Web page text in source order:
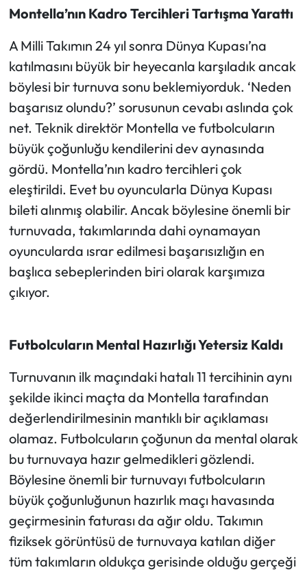
Montella’nın Kadro Tercihleri Tartışma Yarattı
A Milli Takımın 24 yıl sonra Dünya Kupası’na
katılmasını büyük bir heyecanla karşıladık ancak
böylesi bir turnuva sonu beklemiyorduk. ‘Neden
başarısız olundu?’ sorusunun cevabı aslında çok
net. Teknik direktör Montella ve futbolcuların
büyük çoğunluğu kendilerini dev aynasında
gördü. Montella’nın kadro tercihleri çok
eleştirildi. Evet bu oyuncularla Dünya Kupası
bileti alınmış olabilir. Ancak böylesine önemli bir
turnuvada, takımlarında dahi oynamayan
oyuncularda ısrar edilmesi başarısızlığın en
başlıca sebeplerinden biri olarak karşımıza
çıkıyor.
Futbolcuların Mental Hazırlığı Yetersiz Kaldı
Turnuvanın ilk maçındaki hatalı 11 tercihinin aynı
şekilde ikinci maçta da Montella tarafından
değerlendirilmesinin mantıklı bir açıklaması
olamaz. Futbolcuların çoğunun da mental olarak
bu turnuvaya hazır gelmedikleri gözlendi.
Böylesine önemli bir turnuvayı futbolcuların
büyük çoğunluğunun hazırlık maçı havasında
geçirmesinin faturası da ağır oldu. Takımın
fiziksek görüntüsü de turnuvaya katılan diğer
tüm takımların oldukça gerisinde olduğu gerçeği
Teknoloji